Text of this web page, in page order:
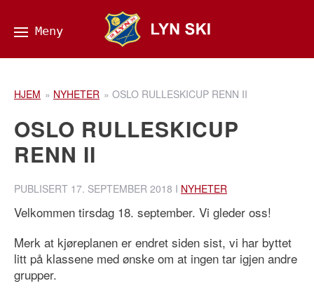
HJEM » NYHETER » OSLO RULLESKICUP RENN II
OSLO RULLESKICUP
RENN II
PUBLISERT 17. SEPTEMBER 2018 I NYHETER
Velkommen tirsdag 18. september. Vi gleder oss!
Merk at kjøreplanen er endret siden sist, vi har byttet
litt på klassene med ønske om at ingen tar igjen andre
grupper.